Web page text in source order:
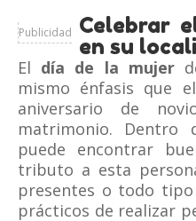
Publicidad Celebrar
en su
El día de la mujer
mismo énfasis que
aniversario de
matrimonio. Dentro
puede encontrar
tributo a esta
presentes o todo
prácticos de realizar